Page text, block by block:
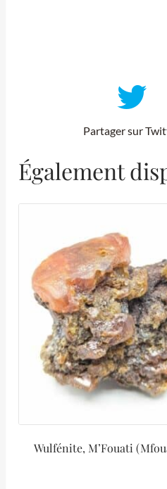
Partager sur
Également
Wulfénite, M’Fouati